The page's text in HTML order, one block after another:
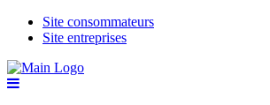
Site consommateurs
Site entreprises